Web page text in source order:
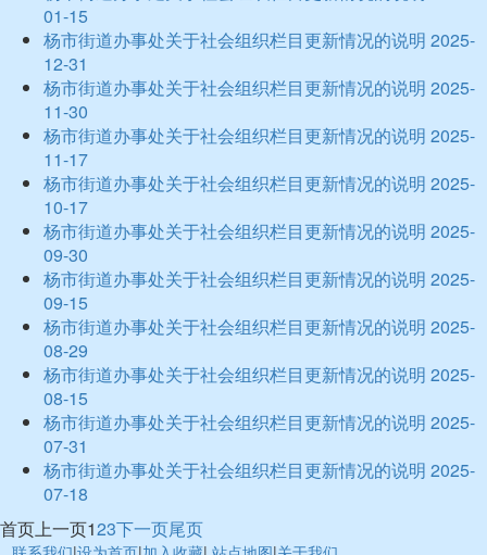
01-15
杨市街道办事处关于社会组织栏目更新情况的说明 2025-
12-31
杨市街道办事处关于社会组织栏目更新情况的说明 2025-
11-30
杨市街道办事处关于社会组织栏目更新情况的说明 2025-
11-17
杨市街道办事处关于社会组织栏目更新情况的说明 2025-
10-17
杨市街道办事处关于社会组织栏目更新情况的说明 2025-
09-30
杨市街道办事处关于社会组织栏目更新情况的说明 2025-
09-15
杨市街道办事处关于社会组织栏目更新情况的说明 2025-
08-29
杨市街道办事处关于社会组织栏目更新情况的说明 2025-
08-15
杨市街道办事处关于社会组织栏目更新情况的说明 2025-
07-31
杨市街道办事处关于社会组织栏目更新情况的说明 2025-
07-18
首页上一页123下一页尾页